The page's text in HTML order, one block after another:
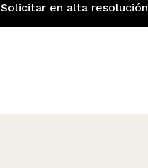
Solicitar en alta resolución